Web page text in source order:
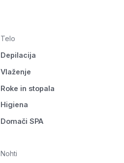
Telo
Depilacija
Vlaženje
Roke in stopala
Higiena
Domači SPA
Nohti